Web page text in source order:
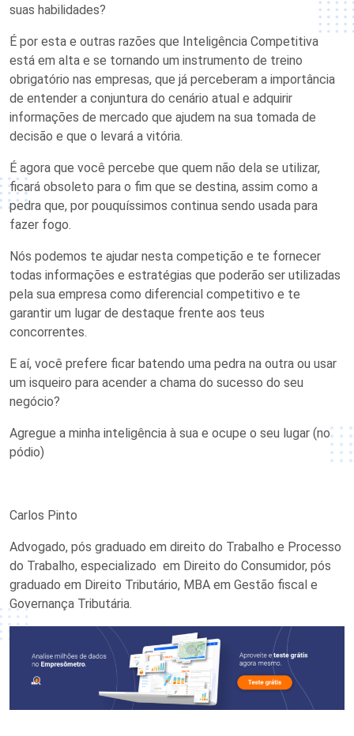
suas habilidades?
É por esta e outras razões que Inteligência Competitiva
está em alta e se tornando um instrumento de treino
obrigatório nas empresas, que já perceberam a importância
de entender a conjuntura do cenário atual e adquirir
informações de mercado que ajudem na sua tomada de
decisão e que o levará a vitória.
É agora que você percebe que quem não dela se utilizar,
ficará obsoleto para o fim que se destina, assim como a
pedra que, por pouquíssimos continua sendo usada para
fazer fogo.
Nós podemos te ajudar nesta competição e te fornecer
todas informações e estratégias que poderão ser utilizadas
pela sua empresa como diferencial competitivo e te
garantir um lugar de destaque frente aos teus
concorrentes.
E aí, você prefere ficar batendo uma pedra na outra ou usar
um isqueiro para acender a chama do sucesso do seu
negócio?
Agregue a minha inteligência à sua e ocupe o seu lugar (no
pódio)
Carlos Pinto
Advogado, pós graduado em direito do Trabalho e Processo
do Trabalho, especializado em Direito do Consumidor, pós
graduado em Direito Tributário, MBA em Gestão fiscal e
Governança Tributária.